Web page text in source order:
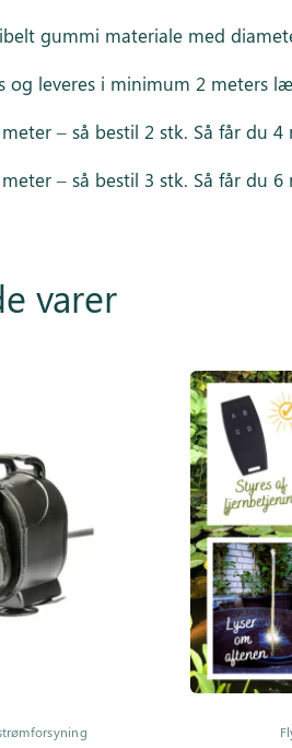
gummi materiale med
og leveres i minimum 2 meters
– så bestil 2 stk. Så får du
– så bestil 3 stk. Så får du
varer